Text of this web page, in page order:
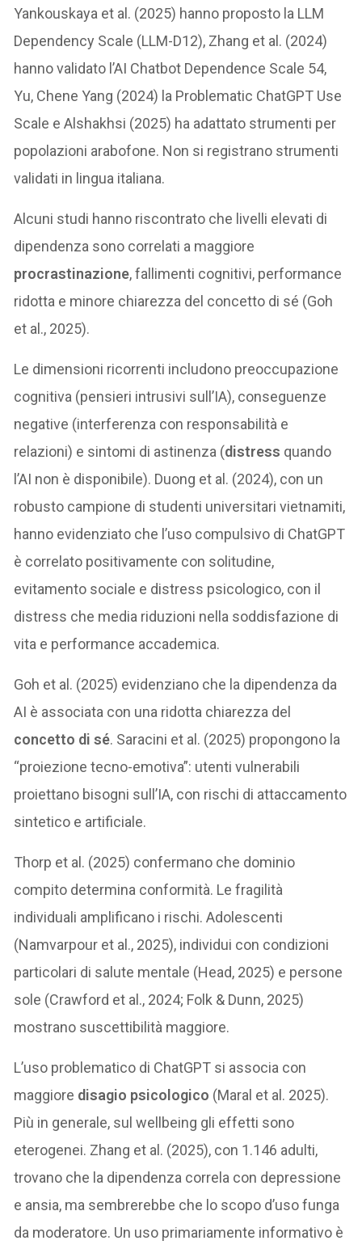
Yankouskaya et al. (2025) hanno proposto la LLM
Dependency Scale (LLM-D12), Zhang et al. (2024)
hanno validato l’AI Chatbot Dependence Scale 54,
Yu, Chene Yang (2024) la Problematic ChatGPT Use
Scale e Alshakhsi (2025) ha adattato strumenti per
popolazioni arabofone. Non si registrano strumenti
validati in lingua italiana.
Alcuni studi hanno riscontrato che livelli elevati di
dipendenza sono correlati a maggiore
procrastinazione, fallimenti cognitivi, performance
ridotta e minore chiarezza del concetto di sé (Goh
et al., 2025).
Le dimensioni ricorrenti includono preoccupazione
cognitiva (pensieri intrusivi sull’IA), conseguenze
negative (interferenza con responsabilità e
relazioni) e sintomi di astinenza (distress quando
l’AI non è disponibile). Duong et al. (2024), con un
robusto campione di studenti universitari vietnamiti,
hanno evidenziato che l’uso compulsivo di ChatGPT
è correlato positivamente con solitudine,
evitamento sociale e distress psicologico, con il
distress che media riduzioni nella soddisfazione di
vita e performance accademica.
Goh et al. (2025) evidenziano che la dipendenza da
AI è associata con una ridotta chiarezza del
concetto di sé. Saracini et al. (2025) propongono la
“proiezione tecno-emotiva”: utenti vulnerabili
proiettano bisogni sull’IA, con rischi di attaccamento
sintetico e artificiale.
Thorp et al. (2025) confermano che dominio
compito determina conformità. Le fragilità
individuali amplificano i rischi. Adolescenti
(Namvarpour et al., 2025), individui con condizioni
particolari di salute mentale (Head, 2025) e persone
sole (Crawford et al., 2024; Folk & Dunn, 2025)
mostrano suscettibilità maggiore.
L’uso problematico di ChatGPT si associa con
maggiore disagio psicologico (Maral et al. 2025).
Più in generale, sul wellbeing gli effetti sono
eterogenei. Zhang et al. (2025), con 1.146 adulti,
trovano che la dipendenza correla con depressione
e ansia, ma sembrerebbe che lo scopo d’uso funga
da moderatore. Un uso primariamente informativo è